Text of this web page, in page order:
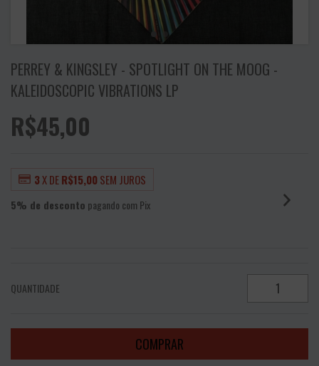
PERREY & KINGSLEY - SPOTLIGHT ON THE MOOG -
KALEIDOSCOPIC VIBRATIONS LP
R$45,00
3X DER$15,00SEM JUROS
5% de desconto pagando com Pix
QUANTIDADE